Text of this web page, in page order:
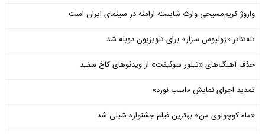
واروژ کریم‌مسیحی وارث شایسته ارامنه در سینمای ایران است
تله‌تئاتر «ژولیوس سزار» برای تلویزیون دوبله شد
حذف آهنگ‌های «تیلور سوئیفت» از ویدئوهای کاخ سفید
تمدید اجرای نمایش «اسب نورد»
«ماه کوچولوی من» بهترین فیلم جشنواره شیلی شد